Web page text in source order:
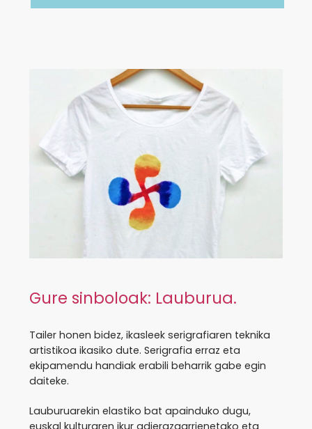
Gure sinboloak: Lauburua.
Tailer honen bidez, ikasleek serigrafiaren teknika
artistikoa ikasiko dute. Serigrafia erraz eta
ekipamendu handiak erabili beharrik gabe egin
daiteke.
Lauburuarekin elastiko bat apainduko dugu,
euskal kulturaren ikur adierazgarrienetako eta